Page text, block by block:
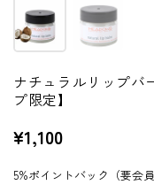
ナチュラルリップ
プ限定】
¥1,100
5%ポイントバック（要会員